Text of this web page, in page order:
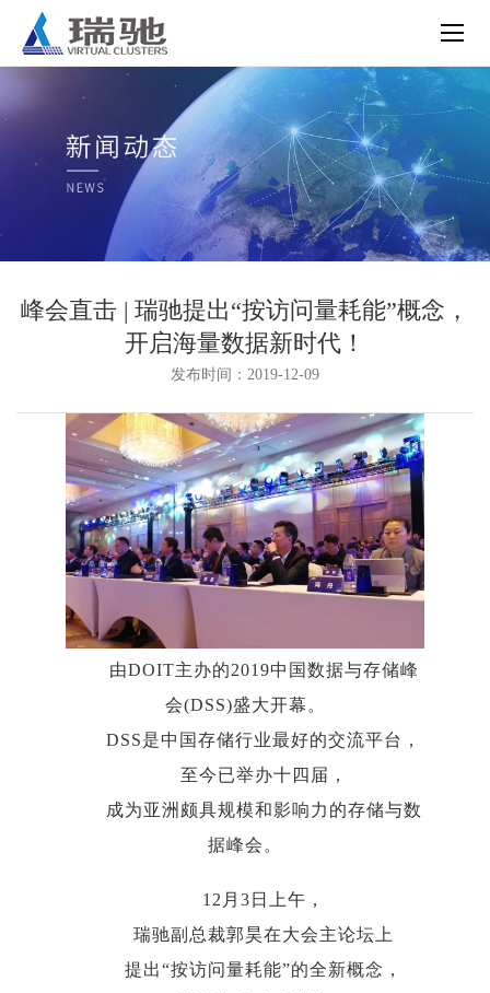
峰会直击 | 瑞驰提出“按访问量耗能”概念，
开启海量数据新时代！
发布时间：2019-12-09
由DOIT主办的2019中国数据与存储峰
会(DSS)盛大开幕。
DSS是中国存储行业最好的交流平台，
至今已举办十四届，
成为亚洲颇具规模和影响力的存储与数
据峰会。
12月3日上午，
瑞驰副总裁郭昊在大会主论坛上
提出“按访问量耗能”的全新概念，